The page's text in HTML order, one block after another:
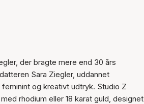
der bragte mere end 30 års
Sara Ziegler, uddannet
og kreativt udtryk. Studio Z
rhodium eller 18 karat guld, designet